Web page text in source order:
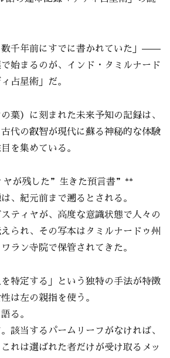
数千年前にすでに書かれていた」——
始まるのが、インド・タミルナード
占星術」だ。
葉）に刻まれた未来予知の記録は、
代の叡智が現代に蘇る神秘的な体験
を集めている。
ヤが残した”生きた預言書”**
、紀元前まで遡るとされる。
ティヤが、高度な意識状態で人々の
られ、その写本はタミルナードゥ州
ラン寺院で保管されてきた。
を特定する」という独特の手法が特徴
は左の親指を使う。
る。
該当するパームリーフがなければ、
れは選ばれた者だけが受け取るメッ